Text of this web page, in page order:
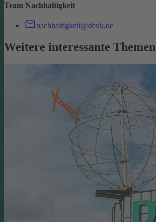
Team Nachhaltigkeit
nachhaltigkeit@devk.de
Weitere interessante Themen